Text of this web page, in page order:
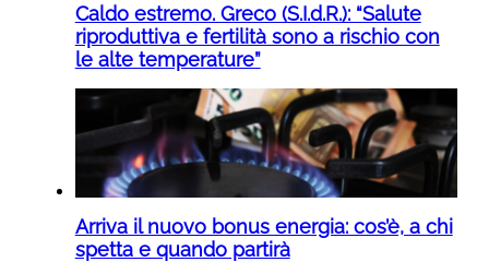
Caldo estremo. Greco (S.I.d.R.): “Salute
riproduttiva e fertilità sono a rischio con
le alte temperature”
Arriva il nuovo bonus energia: cos’è, a chi
spetta e quando partirà